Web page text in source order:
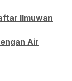
Ilmuwan
Air